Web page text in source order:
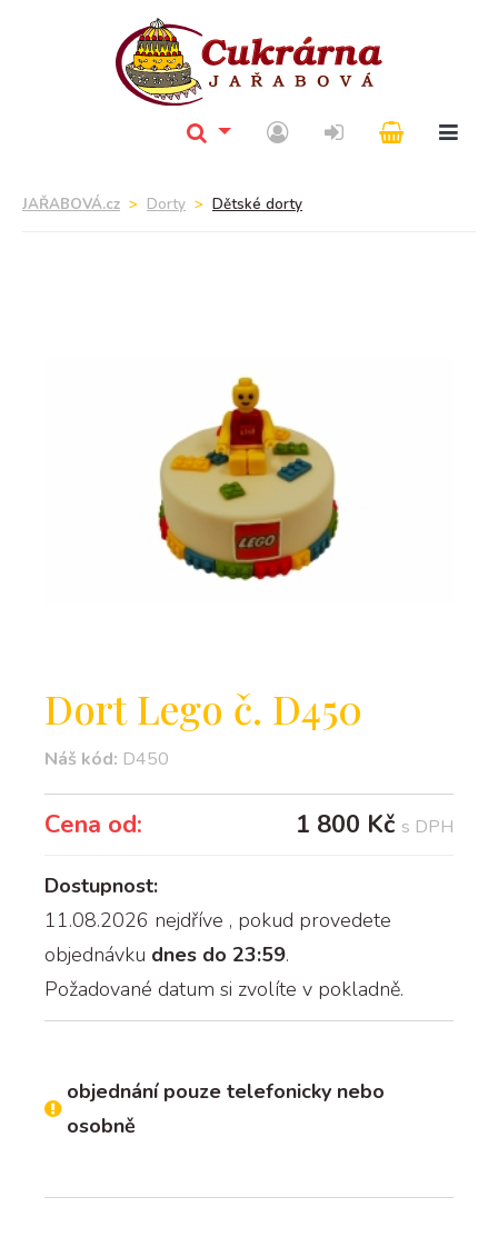
JAŘABOVÁ.cz Dorty Dětské dorty
Dort Lego č. D450
Náš kód: D450
Cena od: 1 800 Kč s DPH
Dostupnost:
11.08.2026 nejdříve , pokud provedete
objednávku dnes do 23:59.
Požadované datum si zvolíte v pokladně.
objednání pouze telefonicky nebo
osobně